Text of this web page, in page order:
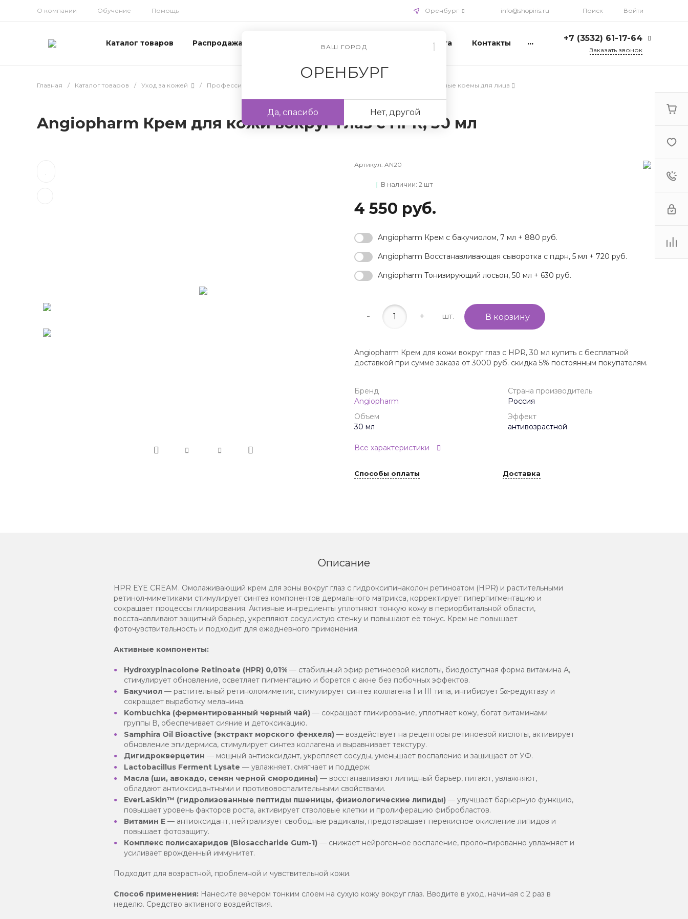
О компании Обучение Помощь Оренбург
ВАШ ГОРОД
ОРЕНБУРГ
Да, спасибо Нет, другой
info@shopiris.ru Поиск Войти
Каталог товаров Распродажа Схемы ухода Доставка и оплата Контакты ... +7 (3532) 61-17-64
Заказать звонок
Главная / Каталог товаров / Уход за кожей / Профессиональная уходовая косметика для лица Профессиональные кремы для лица
Angiopharm Крем для кожи вокруг глаз с HPR, 30 мл
Артикул: AN20
В наличии: 2 шт
4 550 руб.
Angiopharm Крем с бакучиолом, 7 мл + 880 руб.
Angiopharm Восстанавливающая сыворотка с пдрн, 5 мл + 720 руб.
Angiopharm Тонизирующий лосьон, 50 мл + 630 руб.
- + шт. В корзину
Angiopharm Крем для кожи вокруг глаз с HPR, 30 мл купить с бесплатной
доставкой при сумме заказа от 3000 руб. скидка 5% постоянным покупателям.
Бренд
Angiopharm
Страна производитель
Россия
Объем
30 мл
Эффект
антивозрастной
Все характеристики
Способы оплаты Доставка
Описание
HPR EYE CREAM. Омолаживающий крем для зоны вокруг глаз с гидроксипинаколон ретиноатом (HPR) и растительными
ретинол-миметиками стимулирует синтез компонентов дермального матрикса, корректирует гиперпигментацию и
сокращает процессы гликирования. Активные ингредиенты уплотняют тонкую кожу в периорбитальной области,
восстанавливают защитный барьер, укрепляют сосудистую стенку и повышают её тонус. Крем не повышает
фоточувствительность и подходит для ежедневного применения.
Активные компоненты:
Hydroxypinacolone Retinoate (HPR) 0,01% — стабильный эфир ретиноевой кислоты, биодоступная форма витамина А,
стимулирует обновление, осветляет пигментацию и борется с акне без побочных эффектов.
Бакучиол — растительный ретиноломиметик, стимулирует синтез коллагена I и III типа, ингибирует 5α-редуктазу и
сокращает выработку меланина.
Kombuchka (ферментированный черный чай) — сокращает гликирование, уплотняет кожу, богат витаминами
группы В, обеспечивает сияние и детоксикацию.
Samphira Oil Bioactive (экстракт морского фенхеля) — воздействует на рецепторы ретиноевой кислоты, активирует
обновление эпидермиса, стимулирует синтез коллагена и выравнивает текстуру.
Дигидрокверцетин — мощный антиоксидант, укрепляет сосуды, уменьшает воспаление и защищает от УФ.
Lactobacillus Ferment Lysate — увлажняет, смягчает и поддерж
Масла (ши, авокадо, семян черной смородины) — восстанавливают липидный барьер, питают, увлажняют,
обладают антиоксидантными и противовоспалительными свойствами.
EverLaSkin™ (гидролизованные пептиды пшеницы, физиологические липиды) — улучшает барьерную функцию,
повышает уровень факторов роста, активирует стволовые клетки и пролиферацию фибробластов.
Витамин Е — антиоксидант, нейтрализует свободные радикалы, предотвращает перекисное окисление липидов и
повышает фотозащиту.
Комплекс полисахаридов (Biosaccharide Gum-1) — снижает нейрогенное воспаление, пролонгированно увлажняет и
усиливает врожденный иммунитет.
Подходит для возрастной, проблемной и чувствительной кожи.
Способ применения: Нанесите вечером тонким слоем на сухую кожу вокруг глаз. Вводите в уход, начиная с 2 раз в
неделю. Средство активного воздействия.